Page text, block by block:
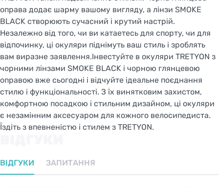
оправа додає шарму вашому вигляду, а лінзи SMOKE
BLACK створюють сучасний і крутий настрій.
Незалежно від того, чи ви катаетесь для спорту, чи для
відпочинку, ці окуляри піднімуть ваш стиль і зроблять
вам виразне заявлення.Інвестуйте в окуляри TRETYON з
чорними лінзами SMOKE BLACK і чорною глянцевою
оправою вже сьогодні і відчуйте ідеальне поєднання
стилю і функціональності. З їх винятковим захистом,
комфортною посадкою і стильним дизайном, ці окуляри
є незамінним аксесуаром для кожного велосипедиста.
Їздіть з впевненістю і стилем з TRETYON.
ВІДГУКИ ЗАПИТАННЯ